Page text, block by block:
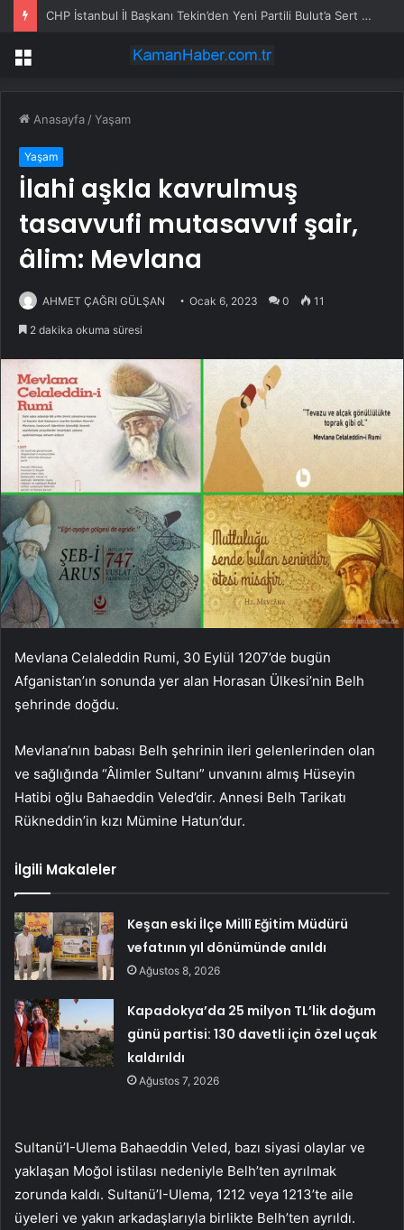
CHP İstanbul İl Başkanı Tekin’den Yeni Partili Bulut’a Sert Yanıt: ‘Figüranlarımız Vardı, Sizin Gibi’
Menü
Anasayfa /Yaşam
Yaşam
İlahi aşkla kavrulmuş
tasavvufi mutasavvıf şair,
âlim: Mevlana
AHMET ÇAĞRI GÜLŞAN Ocak 6, 2023 0 11
2 dakika okuma süresi
Mevlana Celaleddin Rumi, 30 Eylül 1207’de bugün
Afganistan’ın sonunda yer alan Horasan Ülkesi’nin Belh
şehrinde doğdu.
Mevlana’nın babası Belh şehrinin ileri gelenlerinden olan
ve sağlığında “Âlimler Sultanı” unvanını almış Hüseyin
Hatibi oğlu Bahaeddin Veled’dir. Annesi Belh Tarikatı
Rükneddin’in kızı Mümine Hatun’dur.
İlgili Makaleler
Keşan eski İlçe Millî Eğitim Müdürü
vefatının yıl dönümünde anıldı
Ağustos 8, 2026
Kapadokya’da 25 milyon TL’lik doğum
günü partisi: 130 davetli için özel uçak
kaldırıldı
Ağustos 7, 2026
Sultanü’I-Ulema Bahaeddin Veled, bazı siyasi olaylar ve
yaklaşan Moğol istilası nedeniyle Belh’ten ayrılmak
zorunda kaldı. Sultanü’I-Ulema, 1212 veya 1213’te aile
üyeleri ve yakın arkadaşlarıyla birlikte Belh’ten ayrıldı.